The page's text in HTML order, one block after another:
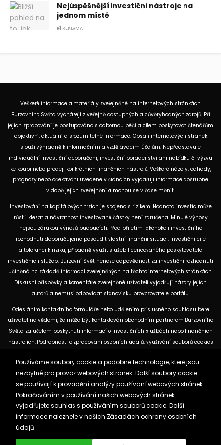
Nejúspěšnější investiční nástroje na
jednom místě
REKLAMA
Veškeré informace a materiály zveřejněné na internetových stránkách
Burzovního Světa vycházejí z veřejně dostupných a důvěryhodných zdrojů. Při
jejich zpracování je postupováno s odbornou péčí a cílem poskytovat čtenářům
objektivní, aktuální a srozumitelné informace. Obsah internetových stránek
slouží výhradně k informačním a vzdělávacím účelům. Nepředstavuje
individuální investiční doporučení, investiční poradenství ani nabídku či výzvu
ke koupi nebo prodeji konkrétních finančních nástrojů. Veškeré názory, odhady,
prognózy nebo očekávání uvedené v článcích vyjadřují informace dostupné
v době jejich zveřejnění a mohou se v čase měnit.
Investování na kapitálových trzích je spojeno s rizikem. Hodnota investic může
růst i klesat a návratnost investované částky není zaručena. Minulé výnosy
nejsou zárukou výnosů budoucích. Před přijetím jakéhokoli investičního
rozhodnutí doporučujeme posoudit vlastní finanční situaci, investiční cíle
a toleranci k riziku, případně využít služeb licencovaného poskytovatele
investičních služeb. Burzovní Svět nenese odpovědnost za investiční rozhodnutí
učiněná na základě informací zveřejněných na těchto internetových stránkách.
Diskusní příspěvky a komentáře zveřejněné uživateli vyjadřují názory jejich
autorů a nemusí odpovídat stanovisku provozovatele portálu.
Odesláním kontaktního formuláře nebo udělením příslušného souhlasu bere
uživatel na vědomí, že může být kontaktován obchodním partnerem Burzovního
Světa za účelem poskytnutí informací o investičních službách nebo finančních
nástrojích. Podrobnosti o zpracování osobních údajů, využívání souborů cookies
dostupných na těchto internetových stránkách. U jednotlivých článků mohou
být uvedeny informace o použitých zdrojích, datu původní analýzy nebo datu,
ke kterému se vztahují uvedené tržní údaje.
Zásady ochrany osobních údajů a cookies
Reklama
Burzovnisvet.cz © 2026
Používáme soubory cookie a podobné technologie, které jsou
nezbytné pro provoz webových stránek. Další soubory cookie
se používají k provádění analýzy používání webových stránek.
Pokračováním v používání našich webových stránek
vyjadřujete souhlas s používáním souborů cookie. Další
informace naleznete v našich Zásadách ochrany osobních
údajů.